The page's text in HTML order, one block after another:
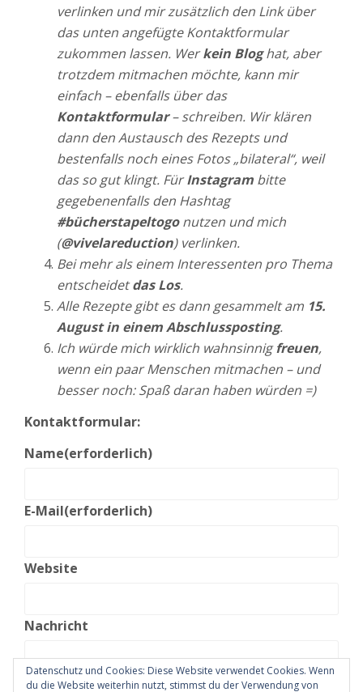
verlinken und mir zusätzlich den Link über
das unten angefügte Kontaktformular
zukommen lassen. Werkein Bloghat, aber
trotzdem mitmachen möchte, kann mir
einfach – ebenfalls über das
Kontaktformular– schreiben. Wir klären
dann den Austausch des Rezepts und
bestenfalls noch eines Fotos „bilateral“, weil
das so gut klingt. FürInstagram bitte
gegebenenfalls den Hashtag
#bücherstapeltogonutzen und mich
(@vivelareduction) verlinken.
Bei mehr als einem Interessenten pro Thema
entscheidetdas Los.
Alle Rezepte gibt es dann gesammelt am 15.
August in einem Abschlussposting.
Ich würde mich wirklich wahnsinnigfreuen,
wenn ein paar Menschen mitmachen – und
besser noch: Spaß daran haben würden =)
Kontaktformular:
Name(erforderlich)
E-Mail(erforderlich)
Website
Nachricht
Datenschutz und Cookies: Diese Website verwendet Cookies. Wenn
du die Website weiterhin nutzt, stimmst du der Verwendung von